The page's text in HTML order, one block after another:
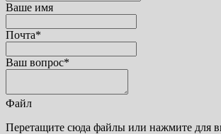
Ваше имя
Почта*
Ваш вопрос*
Файл
Перетащите сюда файлы или нажмите для